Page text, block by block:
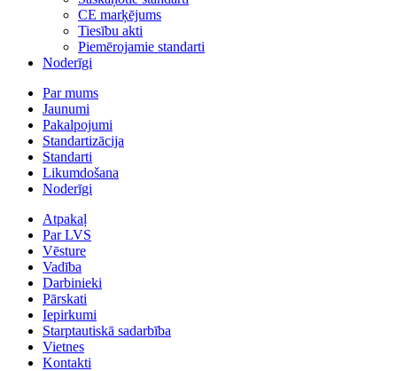
CE marķējums
Tiesību akti
Piemērojamie standarti
Noderīgi
Par mums
Jaunumi
Pakalpojumi
Standartizācija
Standarti
Likumdošana
Noderīgi
Atpakaļ
Par LVS
Vēsture
Vadība
Darbinieki
Pārskati
Iepirkumi
Starptautiskā sadarbība
Vietnes
Kontakti